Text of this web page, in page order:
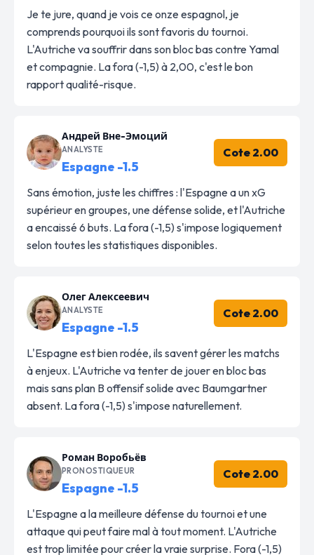
Je te jure, quand je vois ce onze espagnol, je
comprends pourquoi ils sont favoris du tournoi.
L'Autriche va souffrir dans son bloc bas contre Yamal
et compagnie. La fora (-1,5) à 2,00, c'est le bon
rapport qualité-risque.
Андрей Вне-Эмоций
ANALYSTE
Espagne -1.5
Cote 2.00
Sans émotion, juste les chiffres : l'Espagne a un xG
supérieur en groupes, une défense solide, et l'Autriche
a encaissé 6 buts. La fora (-1,5) s'impose logiquement
selon toutes les statistiques disponibles.
Олег Алексеевич
ANALYSTE
Espagne -1.5
Cote 2.00
L'Espagne est bien rodée, ils savent gérer les matchs
à enjeux. L'Autriche va tenter de jouer en bloc bas
mais sans plan B offensif solide avec Baumgartner
absent. La fora (-1,5) s'impose naturellement.
Роман Воробьёв
PRONOSTIQUEUR
Espagne -1.5
Cote 2.00
L'Espagne a la meilleure défense du tournoi et une
attaque qui peut faire mal à tout moment. L'Autriche
est trop limitée pour créer la vraie surprise. Fora (-1,5)